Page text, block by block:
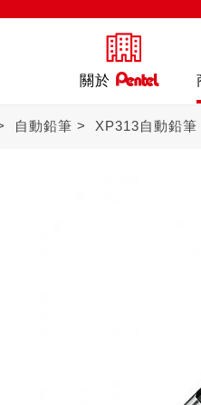
關於
自動鉛筆 XP313自動鉛筆